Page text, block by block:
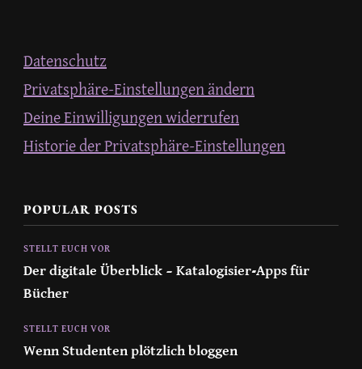
Datenschutz
Privatsphäre-Einstellungen ändern
Deine Einwilligungen widerrufen
Historie der Privatsphäre-Einstellungen
POPULAR POSTS
STELLT EUCH VOR
Der digitale Überblick – Katalogisier-Apps für
Bücher
STELLT EUCH VOR
Wenn Studenten plötzlich bloggen